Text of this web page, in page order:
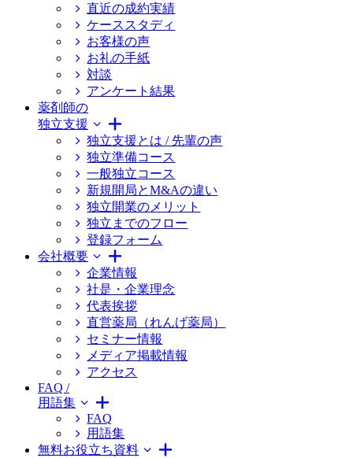
直近の成約実績
ケーススタディ
お客様の声
お礼の手紙
対談
アンケート結果
薬剤師の
独立支援
独立支援とは / 先輩の声
独立準備コース
一般独立コース
新規開局とM&Aの違い
独立開業のメリット
独立までのフロー
登録フォーム
会社概要
企業情報
社是・企業理念
代表挨拶
直営薬局（れんげ薬局）
セミナー情報
メディア掲載情報
アクセス
FAQ /
用語集
FAQ
用語集
無料お役立ち資料